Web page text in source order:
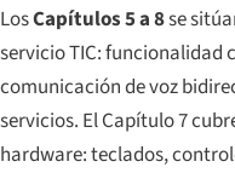
LosCapítulos 5 a 8se
servicio TIC: funcionalidad
comunicación de voz
servicios. El Capítulo 7
hardware: teclados,